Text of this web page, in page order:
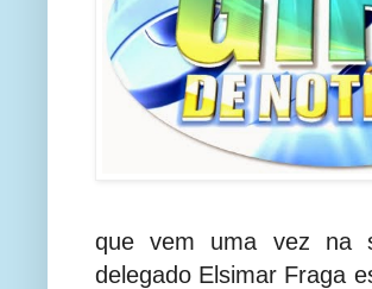
que vem uma vez na
delegado Elsimar Fraga